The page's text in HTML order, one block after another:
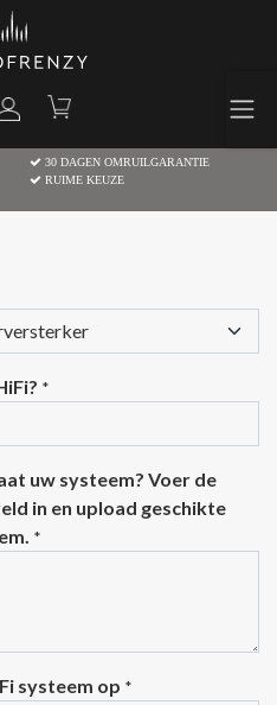
30 DAGEN OMRUILGARANTIE
RUIME KEUZE
*
uw systeem? Voer de
in en upload geschikte
*
systeem op *